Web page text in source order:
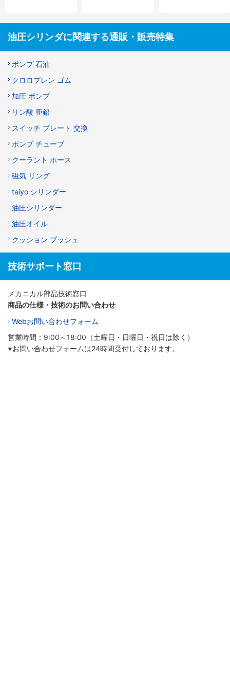
油圧シリンダに関連する通販・販売特集
ポンプ 石油
クロロプレン ゴム
加圧 ポンプ
リン酸 亜鉛
スイッチ プレート 交換
ポンプ チューブ
クーラント ホース
磁気 リング
taiyo シリンダー
油圧シリンダー
油圧オイル
クッション ブッシュ
技術サポート窓口
メカニカル部品技術窓口
商品の仕様・技術のお問い合わせ
Webお問い合わせフォーム
営業時間：9:00～18:00（土曜日・日曜日・祝日は除く）
※お問い合わせフォームは24時間受付しております。